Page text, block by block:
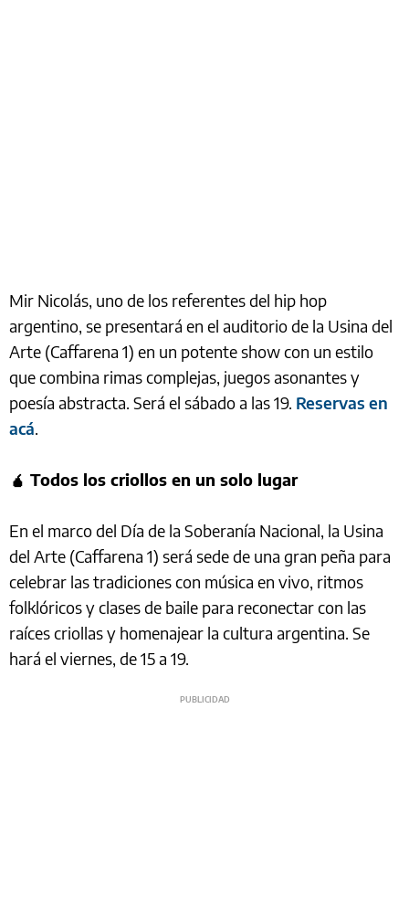
Mir Nicolás, uno de los referentes del hip hop
argentino, se presentará en el auditorio de la Usina del
Arte (Caffarena 1) en un potente show con un estilo
que combina rimas complejas, juegos asonantes y
poesía abstracta. Será el sábado a las 19. Reservas en
acá.
🧉 Todos los criollos en un solo lugar
En el marco del Día de la Soberanía Nacional, la Usina
del Arte (Caffarena 1) será sede de una gran peña para
celebrar las tradiciones con música en vivo, ritmos
folklóricos y clases de baile para reconectar con las
raíces criollas y homenajear la cultura argentina. Se
hará el viernes, de 15 a 19.